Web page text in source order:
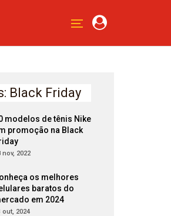
Black Friday
modelos de tênis Nike
promoção na Black
nov, 2022
os melhores
baratos do
em 2024
out, 2024